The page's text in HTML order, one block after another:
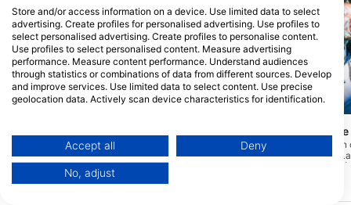
Global Dive, 1010 Auckland
The Pump House(★3.4)
Hồ Pupuke là một hồ nước ở Bờ Bắc. Nó
cung cấp các điều kiện Lặn ổn định và
North Shore
Vào/ra khỏi bến thuyền
Canoe/Chèo thuyền.
vùng nước nông trên
vào mùa hè. Thận
Store and/or access information on a device. Use limited data to select
advertising. Create profiles for personalised advertising. Use profiles to
select personalised advertising. Create profiles to personalise content.
Use profiles to select personalised content. Measure advertising
performance. Measure content performance. Understand audiences
through statistics or combinations of data from different sources. Develop
and improve services. Use limited data to select content. Use precise
geolocation data. Actively scan device characteristics for identification.
Data may be shared outside of the European Union and send to the USA.
Your consent and the cookie policy applies solely to this website/app.
View Partner List (1 IAB Vendors)
Accept all Deny
No, adjust